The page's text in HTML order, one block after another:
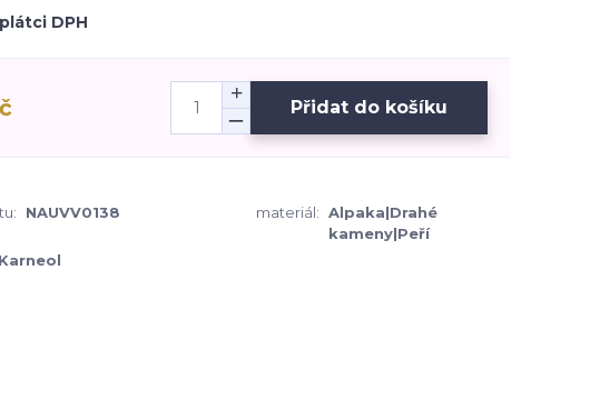
DPH
Přidat do košíku
NAUVV0138 materiál: Alpaka|Drahé
kameny|Peří
Karneol